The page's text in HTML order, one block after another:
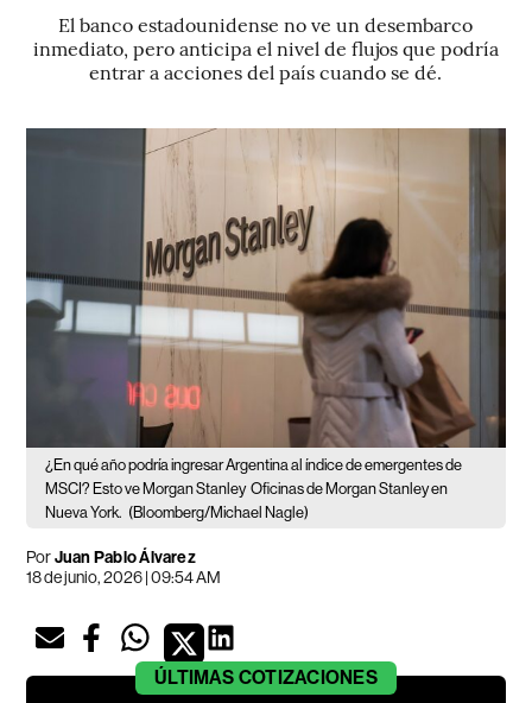
El banco estadounidense no ve un desembarco
inmediato, pero anticipa el nivel de flujos que podría
entrar a acciones del país cuando se dé.
¿En qué año podría ingresar Argentina al índice de emergentes de
MSCI? Esto ve Morgan Stanley Oficinas de Morgan Stanley en
Nueva York. (Bloomberg/Michael Nagle)
PorJuan Pablo Álvarez
18 de junio, 2026 | 09:54 AM
ÚLTIMAS COTIZACIONES